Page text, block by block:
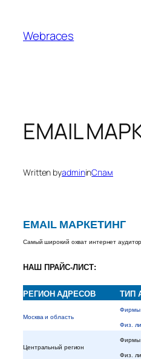
content
Webraces
EMAIL
Written byadmininСпам
EMAIL МАРКЕТИНГ
Самый широкий охват интернет
НАШ ПРАЙС-ЛИСТ:
РЕГИОН АДРЕСОВ ТИП
Москва и область
Фирмы
Физ.
Центральный регион
Фирмы
Физ.